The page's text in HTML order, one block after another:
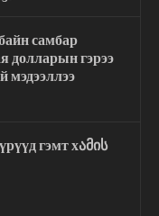
самбар
долларын гэрээ
мэдээллээ
гэмт хამის